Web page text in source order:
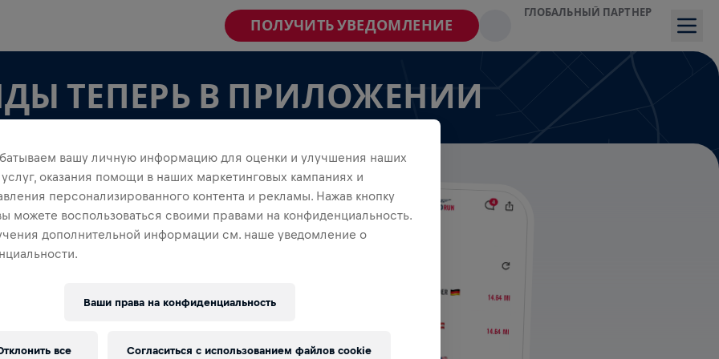
ПОЛУЧИТЬ УВЕДОМЛЕНИЕ
ГЛОБАЛЬНЫЙ ПАРТНЕР
ТЕПЕРЬ В ПРИЛОЖЕНИИ
в приложении — создавай свою или
созданной! Общайтесь, следите за результатами
вашу личную информацию для оценки и улучшения наших
услуг, оказания помощи в наших маркетинговых кампаниях и
персонализированного контента и рекламы. Нажав кнопку
можете воспользоваться своими правами на конфиденциальность.
дополнительной информации см. наше уведомление о
Ваши права на конфиденциальность
все Согласиться с использованием файлов cookie